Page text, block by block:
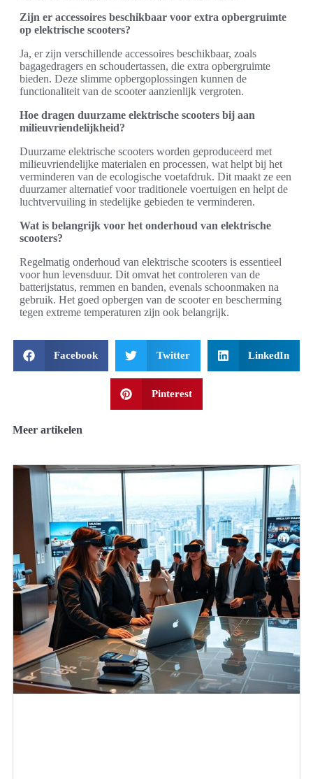
Zijn er accessoires beschikbaar voor extra opbergruimte
op elektrische scooters?
Ja, er zijn verschillende accessoires beschikbaar, zoals
bagagedragers en schoudertassen, die extra opbergruimte
bieden. Deze slimme opbergoplossingen kunnen de
functionaliteit van de scooter aanzienlijk vergroten.
Hoe dragen duurzame elektrische scooters bij aan
milieuvriendelijkheid?
Duurzame elektrische scooters worden geproduceerd met
milieuvriendelijke materialen en processen, wat helpt bij het
verminderen van de ecologische voetafdruk. Dit maakt ze een
duurzamer alternatief voor traditionele voertuigen en helpt de
luchtvervuiling in stedelijke gebieden te verminderen.
Wat is belangrijk voor het onderhoud van elektrische
scooters?
Regelmatig onderhoud van elektrische scooters is essentieel
voor hun levensduur. Dit omvat het controleren van de
batterijstatus, remmen en banden, evenals schoonmaken na
gebruik. Het goed opbergen van de scooter en bescherming
tegen extreme temperaturen zijn ook belangrijk.
Facebook Twitter LinkedIn
Pinterest
Meer artikelen